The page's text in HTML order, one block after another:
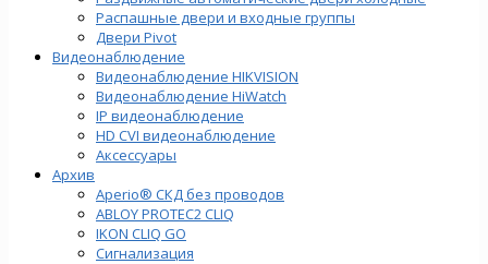
Распашные двери и входные группы
Двери Pivot
Видеонаблюдение
Видеонаблюдение HIKVISION
Видеонаблюдение HiWatch
IP видеонаблюдение
HD CVI видеонаблюдение
Аксессуары
Архив
Aperio® СКД без проводов
ABLOY PROTEC2 CLIQ
IKON CLIQ GO
Сигнализация